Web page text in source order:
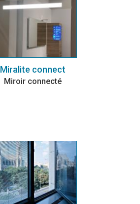
Miralite connect
Miroir connecté